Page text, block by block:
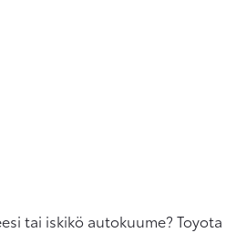
tai iskikö autokuume? Toyota